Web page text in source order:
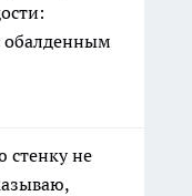
обалденным
стенку не